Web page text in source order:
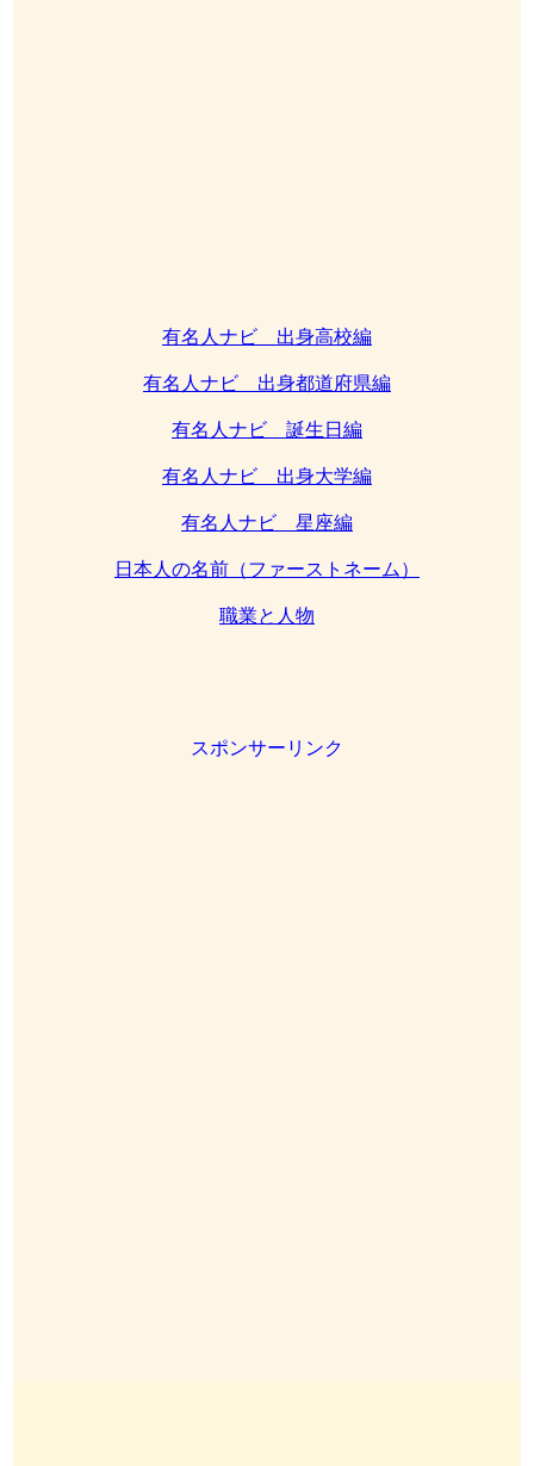
有名人ナビ 出身高校編
有名人ナビ 出身都道府県編
有名人ナビ 誕生日編
有名人ナビ 出身大学編
有名人ナビ 星座編
日本人の名前（ファーストネーム）
職業と人物
スポンサーリンク